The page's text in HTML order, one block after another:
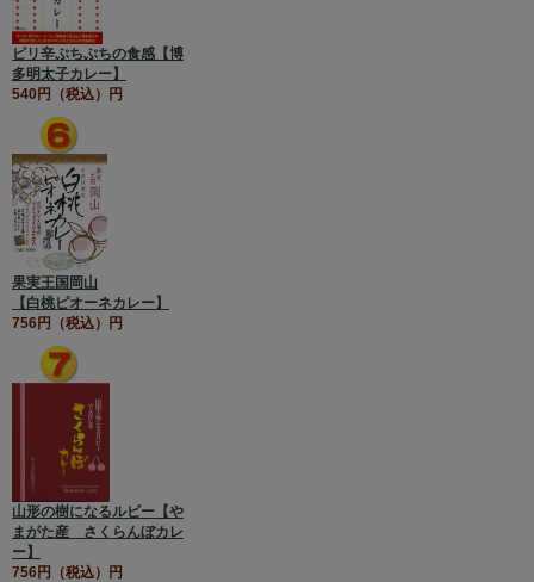
ピリ辛ぷちぷちの食感【博
多明太子カレー】
540円（税込）円
果実王国岡山
【白桃ピオーネカレー】
756円（税込）円
山形の樹になるルビー【や
まがた産 さくらんぼカレ
ー】
756円（税込）円